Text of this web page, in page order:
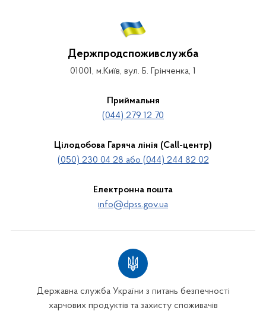
Держпродспоживслужба
01001, м.Київ, вул. Б. Грінченка, 1
Приймальня
(044) 279 12 70
Цілодобова Гаряча лінія (Call-центр)
(050) 230 04 28 або (044) 244 82 02
Електронна пошта
info@dpss.gov.ua
Державна служба України з питань безпечності
харчових продуктів та захисту споживачів